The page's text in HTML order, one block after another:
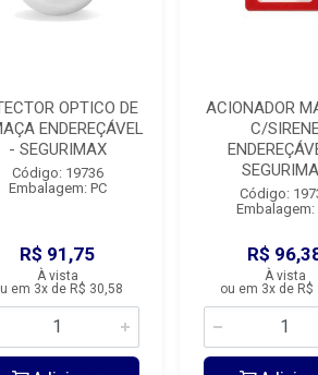
OPTICO DE
ENDEREÇÁVEL
- SEGURIMAX
Código: 19736
Embalagem: PC
R$ 91,75
À vista
em 3x de R$ 30,58
ACIONADOR
C/
Código:
Embalagem:
R$
À vista
ou em 3x de R$